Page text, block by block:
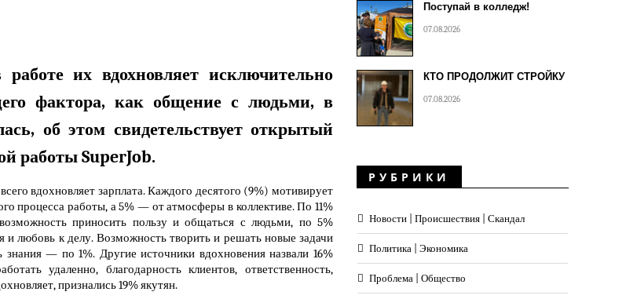
их вдохновляет исключительно
фактора, как общение с людьми, в
об этом свидетельствует открытый
работы SuperJob.
вдохновляет зарплата. Каждого десятого (9%) мотивирует
процесса работы, а 5% — от атмосферы в коллективе. По 11%
приносить пользу и общаться с людьми, по 5%
и любовь к делу. Возможность творить и решать новые задачи
— по 1%. Другие источники вдохновения назвали 16%
удаленно, благодарность клиентов, ответственность,
признались 19% якутян.
Поступай в колледж!
07.08.2026
КТО ПРОДОЛЖИТ СТРОЙКУ
07.08.2026
РУБРИКИ
Новости | Происшествия | Скандал
Политика | Экономика
Проблема | Общество